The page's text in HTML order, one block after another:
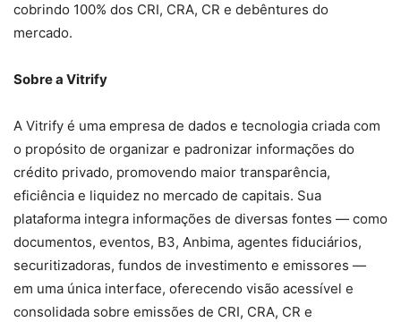
cobrindo 100% dos CRI, CRA, CR e debêntures do
mercado.
Sobre a Vitrify
A Vitrify é uma empresa de dados e tecnologia criada com
o propósito de organizar e padronizar informações do
crédito privado, promovendo maior transparência,
eficiência e liquidez no mercado de capitais. Sua
plataforma integra informações de diversas fontes — como
documentos, eventos, B3, Anbima, agentes fiduciários,
securitizadoras, fundos de investimento e emissores —
em uma única interface, oferecendo visão acessível e
consolidada sobre emissões de CRI, CRA, CR e